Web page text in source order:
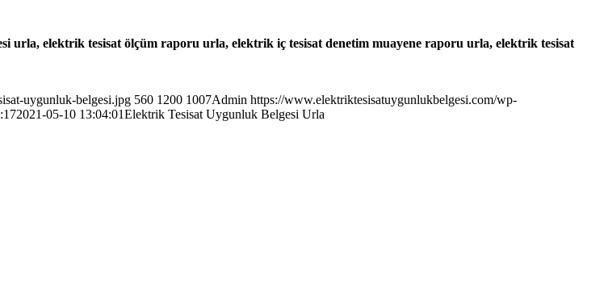
urla, elektrik tesisat ölçüm raporu urla, elektrik iç tesisat denetim muayene raporu urla, elektrik tesisat
uygunluk-belgesi.jpg 560 1200 1007Admin https://www.elektriktesisatuygunlukbelgesi.com/wp-
2021-05-10 13:04:01Elektrik Tesisat Uygunluk Belgesi Urla